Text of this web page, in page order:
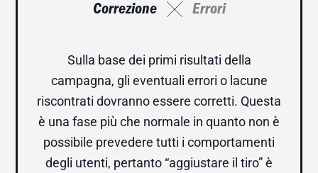
Correzione Errori
Sulla base dei primi risultati della
campagna, gli eventuali errori o lacune
riscontrati dovranno essere corretti. Questa
è una fase più che normale in quanto non è
possibile prevedere tutti i comportamenti
degli utenti, pertanto “aggiustare il tiro” è